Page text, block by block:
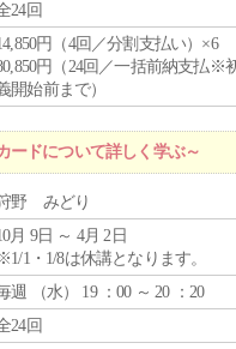
24回
円（4回／分割支払い）×6
円（24回／一括前納支払※
開始前まで）
ドについて詳しく学ぶ～
野 みどり
月 9日 ～ 4月 2日
1・1/8は休講となります。
週 （水） 19 ：00 ～ 20 ：20
24回